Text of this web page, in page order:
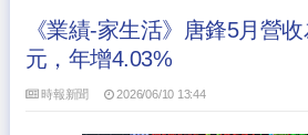
《業績-家生活》唐鋒5月營
元，年增4.03%
時報新聞 2026/06/10 13:44